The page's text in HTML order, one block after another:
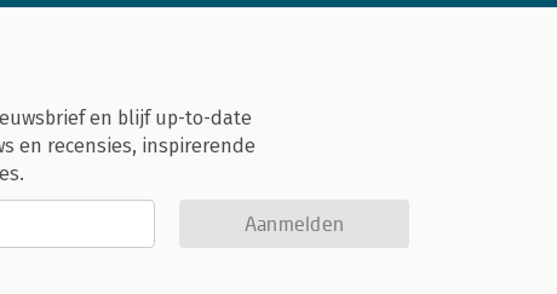
en blijf up-to-date
en recensies, inspirerende
Aanmelden